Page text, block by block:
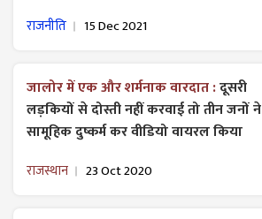
राजनीति 15 Dec 2021
जालोर में एक और शर्मनाक वारदात :दूसरी
लड़कियों से दोस्ती नहीं करवाई तो तीन जनों ने
सामूहिक दुष्कर्म कर वीडियो वायरल किया
राजस्थान 23 Oct 2020